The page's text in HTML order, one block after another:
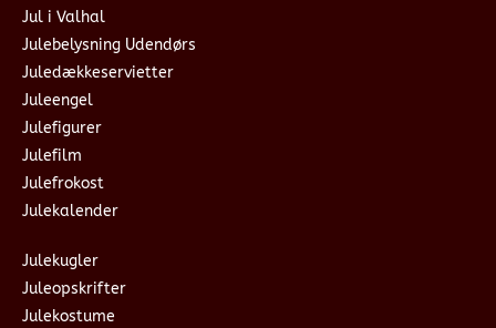
Jul i Valhal
Julebelysning Udendørs
Juledækkeservietter
Juleengel
Julefigurer
Julefilm
Julefrokost
Julekalender
Julekugler
Juleopskrifter
Julekostume